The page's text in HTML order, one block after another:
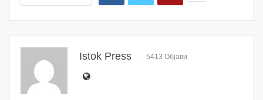
Istok Press 5413 Објави